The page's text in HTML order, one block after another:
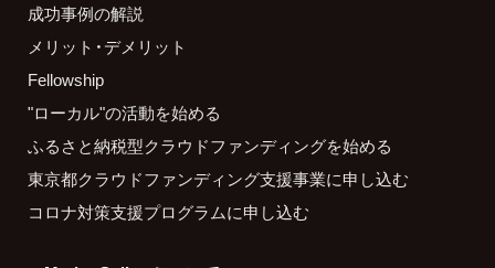
成功事例の解説
メリット・デメリット
Fellowship
"ローカル"の活動を始める
ふるさと納税型クラウドファンディングを始める
東京都クラウドファンディング支援事業に申し込む
コロナ対策支援プログラムに申し込む